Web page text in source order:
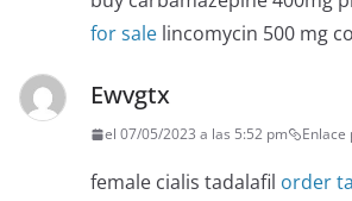
for sale lincomycin 500 mg
Ewvgtx
el 07/05/2023 a las 5:52 pm
female cialis tadalafil order